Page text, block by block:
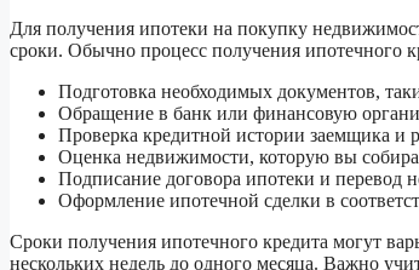
Для получения ипотеки на покупку
сроки. Обычно процесс получения ипотечного
Подготовка необходимых документов,
Обращение в банк или финансовую
Проверка кредитной истории заемщика и
Оценка недвижимости, которую вы
Подписание договора ипотеки и перевод
Оформление ипотечной сделки в
Сроки получения ипотечного кредита могут
нескольких недель до одного месяца. Важно